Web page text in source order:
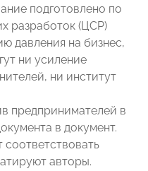
подготовлено по
разработок (ЦСР)
давления на бизнес,
ни усиление
ни институт
предпринимателей в
в документ.
авторы.